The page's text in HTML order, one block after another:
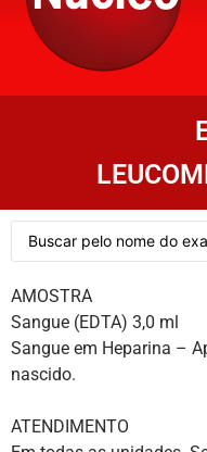
AMOSTRA
Sangue (EDTA) 3,0 ml
Sangue em Heparina –
nascido.
ATENDIMENTO